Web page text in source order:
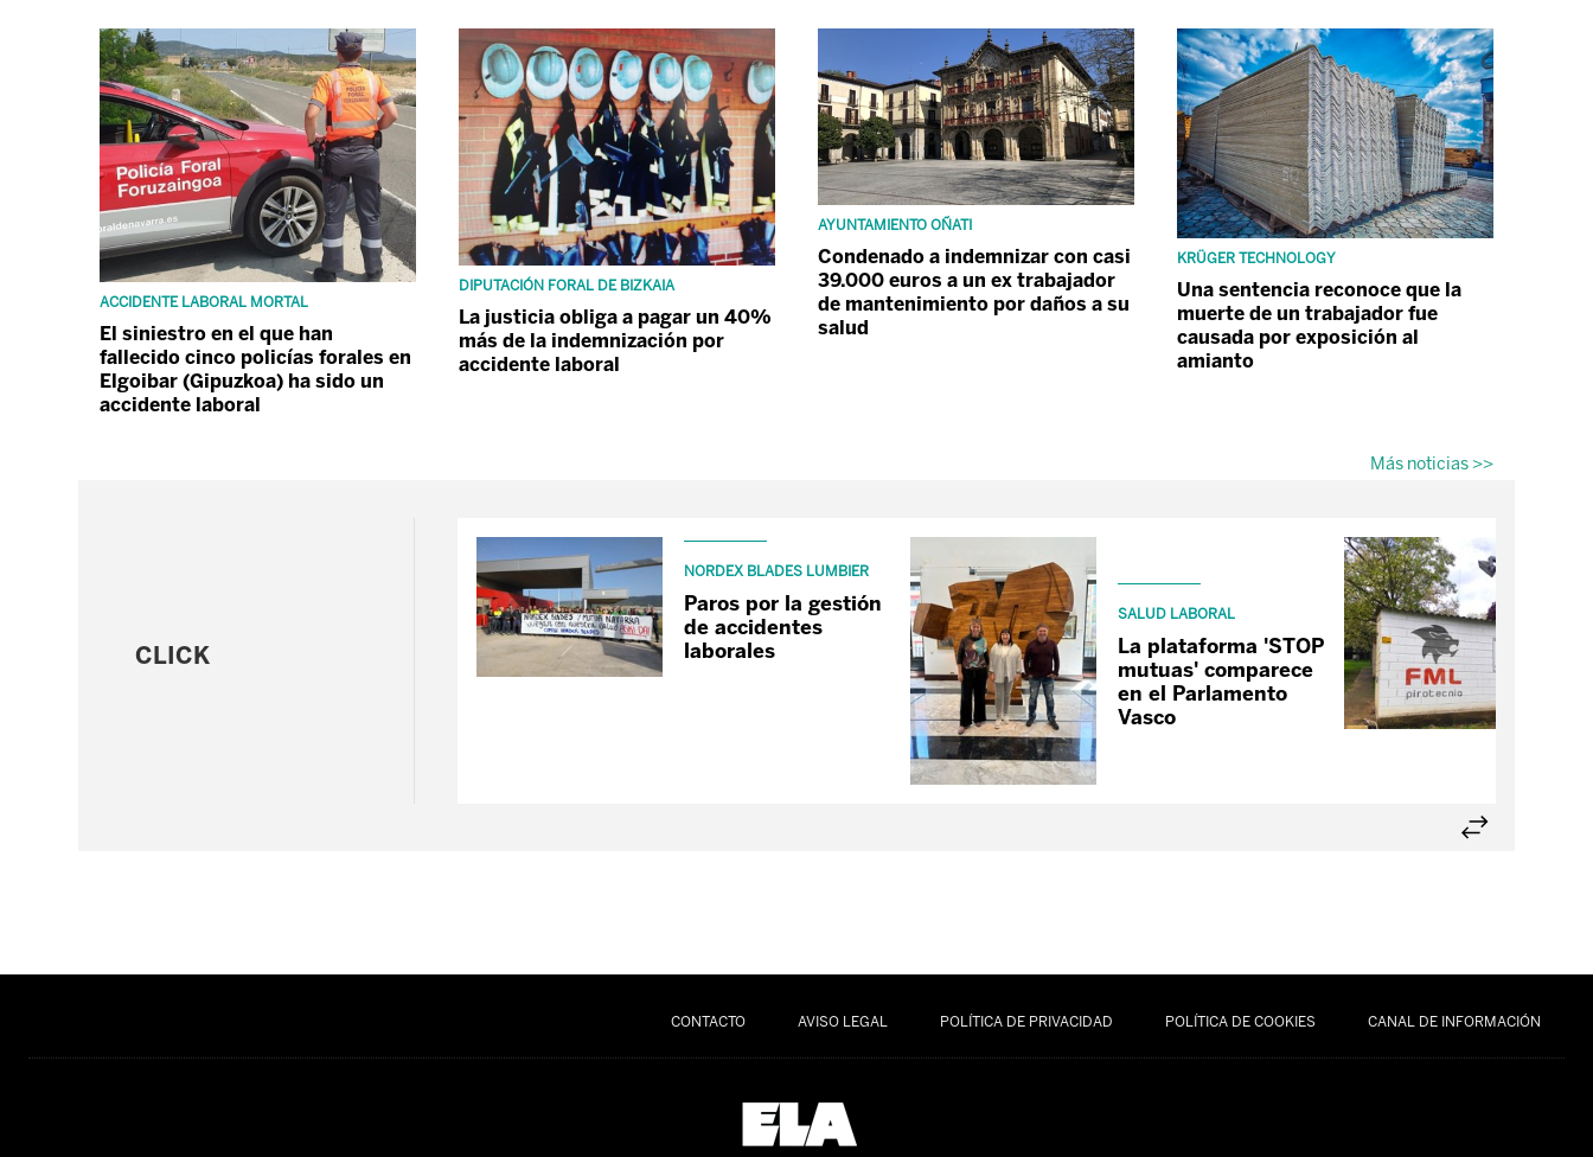
ACCIDENTE LABORAL MORTAL
El siniestro en el que han
fallecido cinco policías forales en
Elgoibar (Gipuzkoa) ha sido un
accidente laboral
DIPUTACIÓN FORAL DE BIZKAIA
La justicia obliga a pagar un 40%
más de la indemnización por
accidente laboral
AYUNTAMIENTO OÑATI
Condenado a indemnizar con casi
39.000 euros a un ex trabajador
de mantenimiento por daños a su
salud
KRÜGER TECHNOLOGY
Una sentencia reconoce que la
muerte de un trabajador fue
causada por exposición al
amianto
Más noticias >>
CLICK
NORDEX BLADES LUMBIER
Paros por la gestión
de accidentes
laborales
SALUD LABORAL
La plataforma 'STOP
mutuas' comparece
en el Parlamento
Vasco
CONTACTO AVISO LEGAL POLÍTICA DE PRIVACIDAD POLÍTICA DE COOKIES CANAL DE INFORMACIÓN